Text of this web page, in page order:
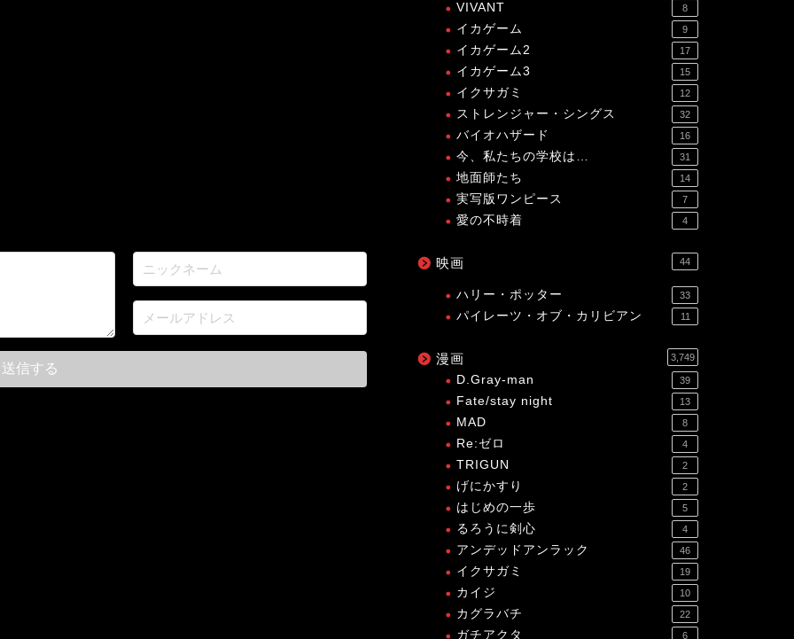
VIVANT 8
イカゲーム 9
イカゲーム2 17
イカゲーム3 15
イクサガミ 12
ストレンジャー・シングス 32
バイオハザード 16
今、私たちの学校は… 31
地面師たち 14
実写版ワンピース 7
愛の不時着 4
映画 44
ハリー・ポッター 33
パイレーツ・オブ・カリビアン 11
漫画 3,749
D.Gray-man 39
Fate/stay night 13
MAD 8
Re:ゼロ 4
TRIGUN 2
げにかすり 2
はじめの一歩 5
るろうに剣心 4
アンデッドアンラック 46
イクサガミ 19
カイジ 10
カグラバチ 22
ガチアクタ 6